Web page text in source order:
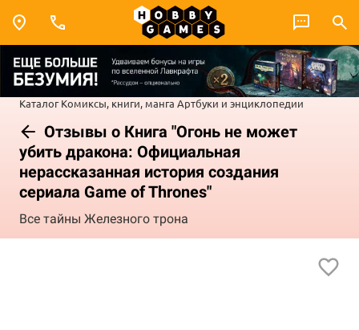
Каталог Комиксы, книги, манга Артбуки и энциклопедии
Отзывы о Книга "Огонь не может
убить дракона: Официальная
нерассказанная история создания
сериала Game of Thrones"
Все тайны Железного трона